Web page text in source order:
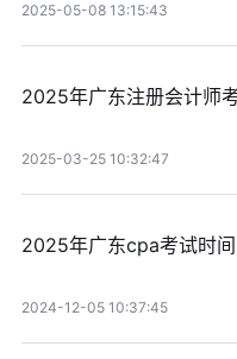
2025-05-08 13:15:43
2025年广东注册会计师
2025-03-25 10:32:47
2025年广东cpa考试时
2024-12-05 10:37:45